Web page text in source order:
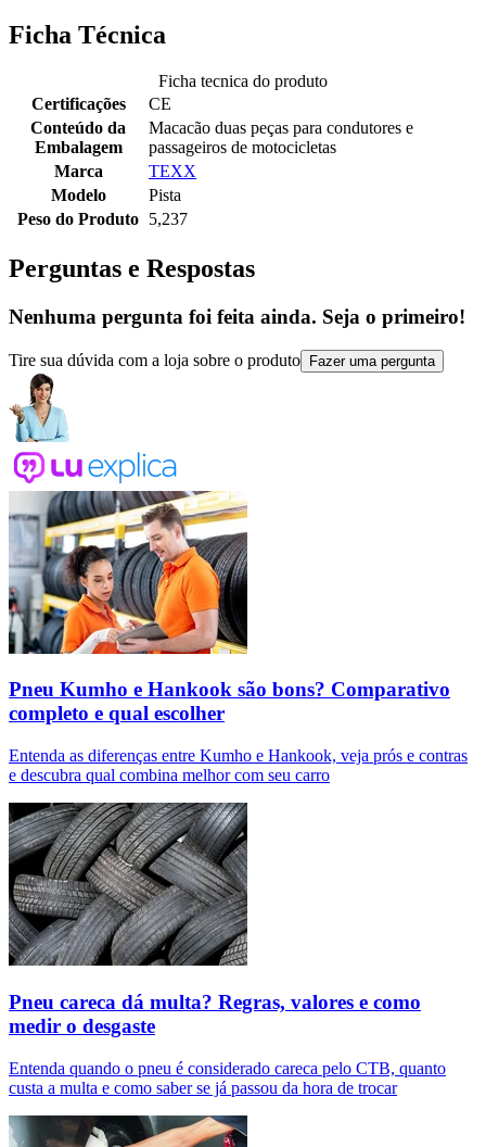
Ficha Técnica
Ficha tecnica do produto
Certificações
CE
Conteúdo da
Embalagem
Macacão duas peças para condutores e
passageiros de motocicletas
Marca
TEXX
Modelo
Pista
Peso do Produto 5,237
Perguntas e Respostas
Nenhuma pergunta foi feita ainda. Seja o primeiro!
Tire sua dúvida com a loja sobre o produto Fazer uma pergunta
Pneu Kumho e Hankook são bons? Comparativo
completo e qual escolher
Entenda as diferenças entre Kumho e Hankook, veja prós e contras
e descubra qual combina melhor com seu carro
Pneu careca dá multa? Regras, valores e como
medir o desgaste
Entenda quando o pneu é considerado careca pelo CTB, quanto
custa a multa e como saber se já passou da hora de trocar